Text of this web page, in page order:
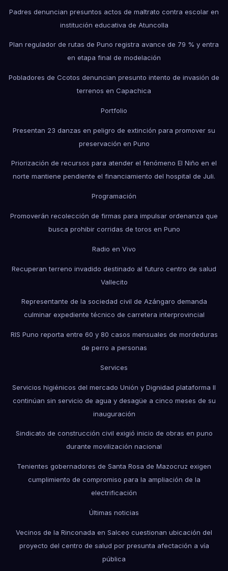
Padres denuncian presuntos actos de maltrato contra escolar en
institución educativa de Atuncolla
Plan regulador de rutas de Puno registra avance de 79 % y entra
en etapa final de modelación
Pobladores de Ccotos denuncian presunto intento de invasión de
terrenos en Capachica
Portfolio
Presentan 23 danzas en peligro de extinción para promover su
preservación en Puno
Priorización de recursos para atender el fenómeno El Niño en el
norte mantiene pendiente el financiamiento del hospital de Juli.
Programación
Promoverán recolección de firmas para impulsar ordenanza que
busca prohibir corridas de toros en Puno
Radio en Vivo
Recuperan terreno invadido destinado al futuro centro de salud
Vallecito
Representante de la sociedad civil de Azángaro demanda
culminar expediente técnico de carretera interprovincial
RIS Puno reporta entre 60 y 80 casos mensuales de mordeduras
de perro a personas
Services
Servicios higiénicos del mercado Unión y Dignidad plataforma II
continúan sin servicio de agua y desagüe a cinco meses de su
inauguración
Sindicato de construcción civil exigió inicio de obras en puno
durante movilización nacional
Tenientes gobernadores de Santa Rosa de Mazocruz exigen
cumplimiento de compromiso para la ampliación de la
electrificación
Últimas noticias
Vecinos de la Rinconada en Salceo cuestionan ubicación del
proyecto del centro de salud por presunta afectación a vía
pública